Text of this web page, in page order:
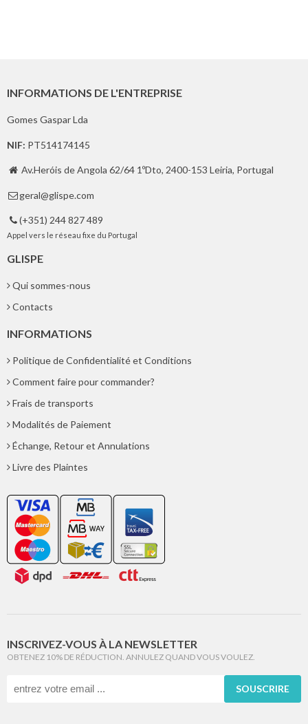
INFORMATIONS DE L'ENTREPRISE
Gomes Gaspar Lda
NIF: PT514174145
 Av.Heróis de Angola 62/64 1ºDto, 2400-153 Leiria, Portugal
 geral@glispe.com
 (+351) 244 827 489
Appel vers le réseau fixe du Portugal
GLISPE
Qui sommes-nous
Contacts
INFORMATIONS
Politique de Confidentialité et Conditions
Comment faire pour commander?
Frais de transports
Modalités de Paiement
Échange, Retour et Annulations
Livre des Plaintes
INSCRIVEZ-VOUS À LA NEWSLETTER
OBTENEZ 10% DE RÉDUCTION. ANNULEZ QUAND VOUS VOULEZ.
SOUSCRIRE